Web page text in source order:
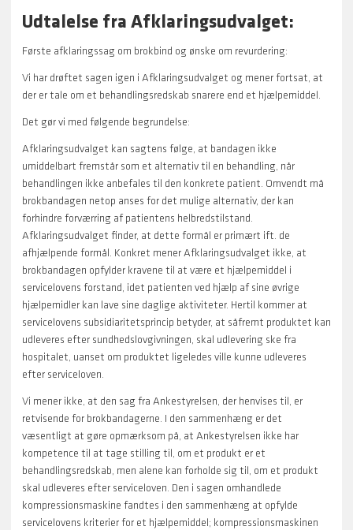
Udtalelse fra Afklaringsudvalget:
Første afklaringssag om brokbind og ønske om revurdering:
Vi har drøftet sagen igen i Afklaringsudvalget og mener fortsat, at
der er tale om et behandlingsredskab snarere end et hjælpemiddel.
Det gør vi med følgende begrundelse:
Afklaringsudvalget kan sagtens følge, at bandagen ikke
umiddelbart fremstår som et alternativ til en behandling, når
behandlingen ikke anbefales til den konkrete patient. Omvendt må
brokbandagen netop anses for det mulige alternativ, der kan
forhindre forværring af patientens helbredstilstand.
Afklaringsudvalget finder, at dette formål er primært ift. de
afhjælpende formål. Konkret mener Afklaringsudvalget ikke, at
brokbandagen opfylder kravene til at være et hjælpemiddel i
servicelovens forstand, idet patienten ved hjælp af sine øvrige
hjælpemidler kan lave sine daglige aktiviteter. Hertil kommer at
servicelovens subsidiaritetsprincip betyder, at såfremt produktet kan
udleveres efter sundhedslovgivningen, skal udlevering ske fra
hospitalet, uanset om produktet ligeledes ville kunne udleveres
efter serviceloven.
Vi mener ikke, at den sag fra Ankestyrelsen, der henvises til, er
retvisende for brokbandagerne. I den sammenhæng er det
væsentligt at gøre opmærksom på, at Ankestyrelsen ikke har
kompetence til at tage stilling til, om et produkt er et
behandlingsredskab, men alene kan forholde sig til, om et produkt
skal udleveres efter serviceloven. Den i sagen omhandlede
kompressionsmaskine fandtes i den sammenhæng at opfylde
servicelovens kriterier for et hjælpemiddel; kompressionsmaskinen